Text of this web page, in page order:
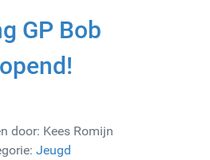
GP Bob
door: Kees Romijn
Jeugd